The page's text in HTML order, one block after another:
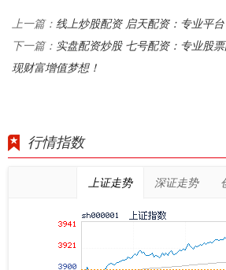
上一篇： 线上炒股配资 启天配资：专业平
下一篇： 实盘配资炒股 七号配资：专业股
现财富增值梦想！
行情指数
上证走势 深证走势